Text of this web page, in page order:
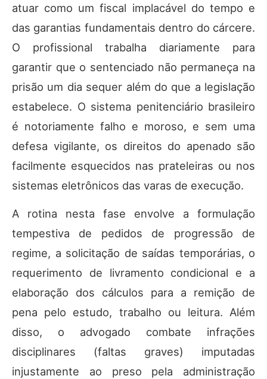
atuar como um fiscal implacável do tempo e
das garantias fundamentais dentro do cárcere.
O profissional trabalha diariamente para
garantir que o sentenciado não permaneça na
prisão um dia sequer além do que a legislação
estabelece. O sistema penitenciário brasileiro
é notoriamente falho e moroso, e sem uma
defesa vigilante, os direitos do apenado são
facilmente esquecidos nas prateleiras ou nos
sistemas eletrônicos das varas de execução.
A rotina nesta fase envolve a formulação
tempestiva de pedidos de progressão de
regime, a solicitação de saídas temporárias, o
requerimento de livramento condicional e a
elaboração dos cálculos para a remição de
pena pelo estudo, trabalho ou leitura. Além
disso, o advogado combate infrações
disciplinares (faltas graves) imputadas
injustamente ao preso pela administração